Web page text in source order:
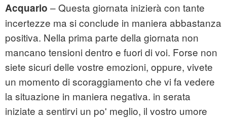
Acquario – Questa giornata inizierà con tante
incertezze ma si conclude in maniera abbastanza
positiva. Nella prima parte della giornata non
mancano tensioni dentro e fuori di voi. Forse non
siete sicuri delle vostre emozioni, oppure, vivete
un momento di scoraggiamento che vi fa vedere
la situazione in maniera negativa. in serata
iniziate a sentirvi un po' meglio, il vostro umore